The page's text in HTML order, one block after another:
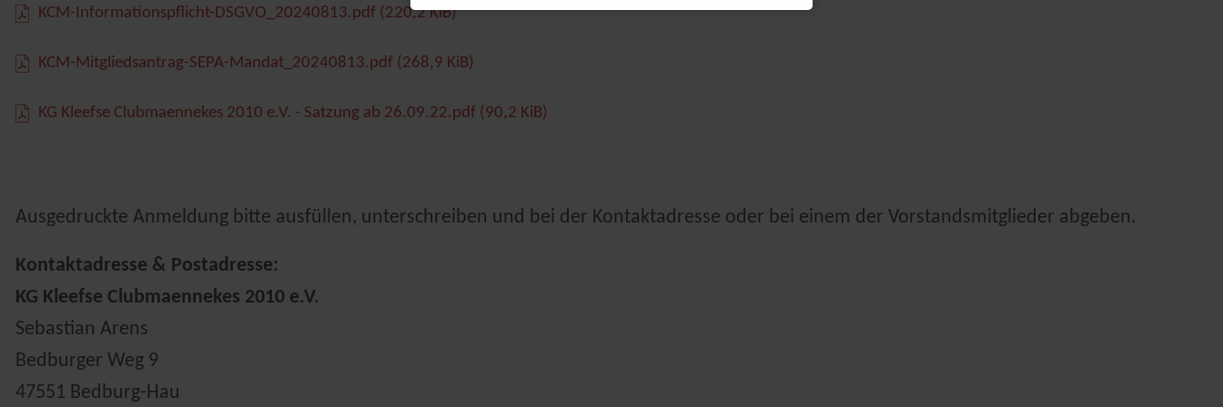
KCM-Informationspflicht-DSGVO_20240813.pdf (220,2 KiB)
KCM-Mitgliedsantrag-SEPA-Mandat_20240813.pdf (268,9 KiB)
KG Kleefse Clubmaennekes 2010 e.V. - Satzung ab 26.09.22.pdf (90,2 KiB)
Ausgedruckte Anmeldung bitte ausfüllen, unterschreiben und bei der Kontaktadresse oder bei einem der Vorstandsmitglieder abgeben.
Kontaktadresse & Postadresse:
KG Kleefse Clubmaennekes 2010 e.V.
Sebastian Arens
Bedburger Weg 9
47551 Bedburg-Hau